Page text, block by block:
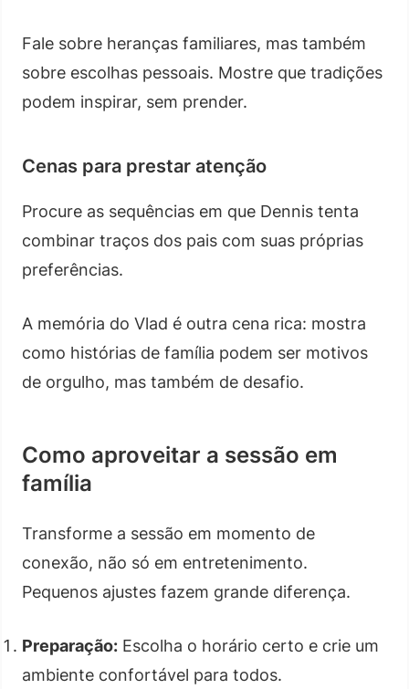
Fale sobre heranças familiares, mas também
sobre escolhas pessoais. Mostre que tradições
podem inspirar, sem prender.
Cenas para prestar atenção
Procure as sequências em que Dennis tenta
combinar traços dos pais com suas próprias
preferências.
A memória do Vlad é outra cena rica: mostra
como histórias de família podem ser motivos
de orgulho, mas também de desafio.
Como aproveitar a sessão em
família
Transforme a sessão em momento de
conexão, não só em entretenimento.
Pequenos ajustes fazem grande diferença.
Preparação: Escolha o horário certo e crie um
ambiente confortável para todos.